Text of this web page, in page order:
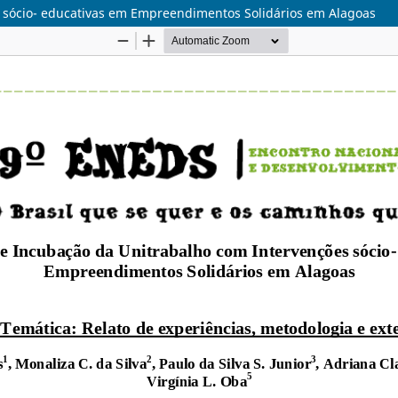
educativas em Empreendimentos Solidários em Alagoas